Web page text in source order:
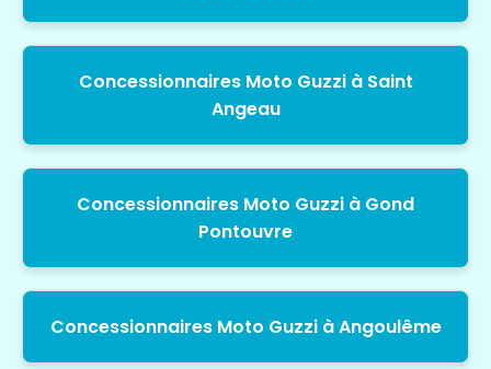
Concessionnaires Moto Guzzi à Saint
Angeau
Concessionnaires Moto Guzzi à Gond
Pontouvre
Concessionnaires Moto Guzzi à Angoulême